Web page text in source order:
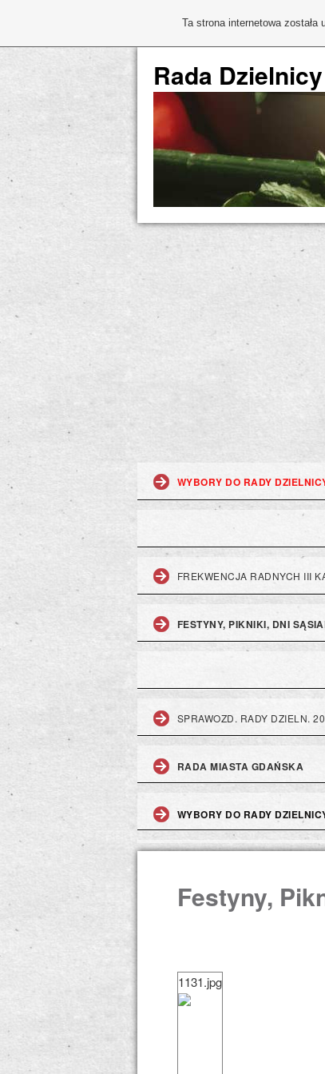
Rada
WYBORY DO RADY
FREKWENCJA RADNYCH III
FESTYNY, PIKNIKI, DNI
SPRAWOZD. RADY DZIELN.
RADA MIASTA GDAŃSKA
WYBORY DO RADY
Festyny,
1131.jpg
Ta strona internetowa została